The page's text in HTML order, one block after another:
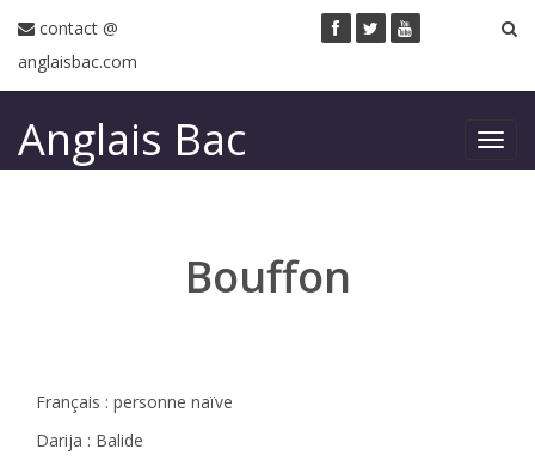
contact @
anglaisbac.com
Anglais Bac
Bouffon
Français : personne naïve
Darija : Balide